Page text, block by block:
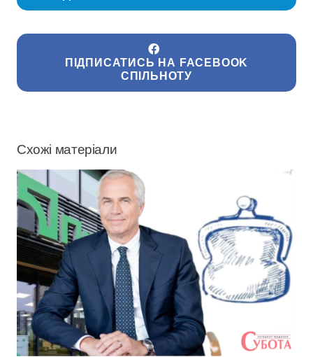
ПІДПИСАТИСЬ НА FACEBOOK
СПІЛЬНОТУ
Схожі матеріали